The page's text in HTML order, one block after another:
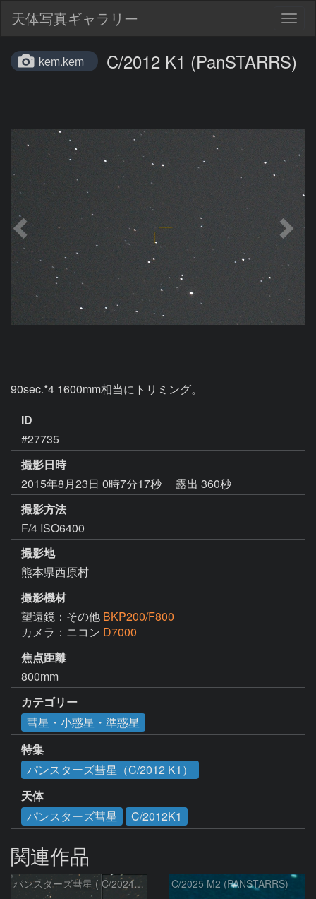
天体写真ギャラリー
kem.kem C/2012 K1 (PanSTARRS)
90sec.*4 1600mm相当にトリミング。
ID
#27735
撮影日時
2015年8月23日 0時7分17秒
露出 360秒
撮影方法
F/4 ISO6400
撮影地
熊本県西原村
撮影機材
望遠鏡：その他 BKP200/F800
カメラ：ニコン D7000
焦点距離
800mm
カテゴリー
彗星・小惑星・準惑星
特集
パンスターズ彗星（C/2012 K1）
天体
パンスターズ彗星
C/2012K1
関連作品
パンスターズ彗星 ( C/2024R4 )：2026/07/27 C/2025 M2 (PANSTARRS)